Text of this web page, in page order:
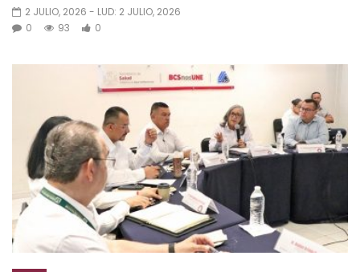
2 JULIO, 2026 - LUD: 2 JULIO, 2026
0
93 0